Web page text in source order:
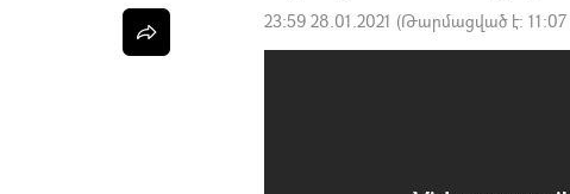
23:59 28.01.2021 (Թարմացված է: